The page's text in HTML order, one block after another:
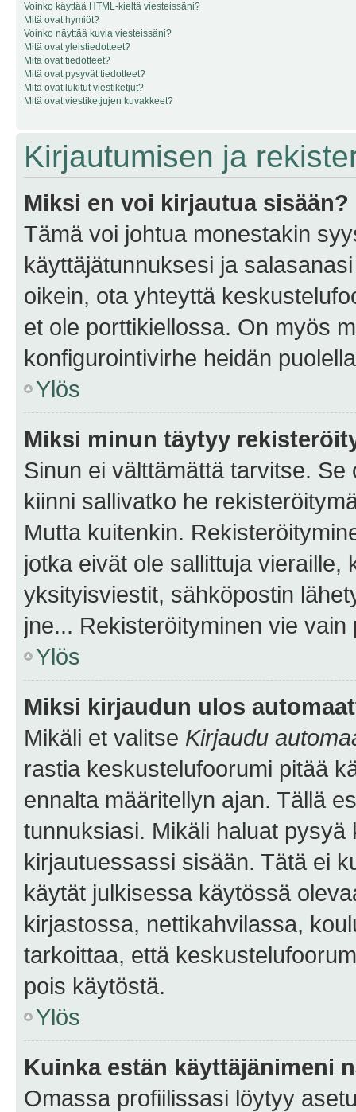
Voinko käyttää HTML-kieltä viesteissäni?
Mitä ovat hymiöt?
Voinko näyttää kuvia viesteissäni?
Mitä ovat yleistiedotteet?
Mitä ovat tiedotteet?
Mitä ovat pysyvät tiedotteet?
Mitä ovat lukitut viestiketjut?
Mitä ovat viestiketjujen kuvakkeet?
Kirjautumisen ja
Miksi en voi kirjautua sisään?
Tämä voi johtua monestakin
käyttäjätunnuksesi ja
oikein, ota yhteyttä
et ole porttikiellossa. On myös
konfigurointivirhe heidän
Ylös
Miksi minun täytyy
Sinun ei välttämättä tarvitse.
kiinni sallivatko he
Mutta kuitenkin.
jotka eivät ole sallittuja vieraille,
yksityisviestit, sähköpostin
jne... Rekisteröityminen vie
Ylös
Miksi kirjaudun ulos
Mikäli et valitse Kirjaudu
rastia keskustelufoorumi pitää
ennalta määritellyn ajan. Tällä
tunnuksiasi. Mikäli haluat
kirjautuessassi sisään. Tätä ei
käytät julkisessa käytössä
kirjastossa, nettikahvilassa,
tarkoittaa, että
pois käytöstä.
Ylös
Kuinka estän käyttäjänimeni
Omassa profiilissasi löytyy